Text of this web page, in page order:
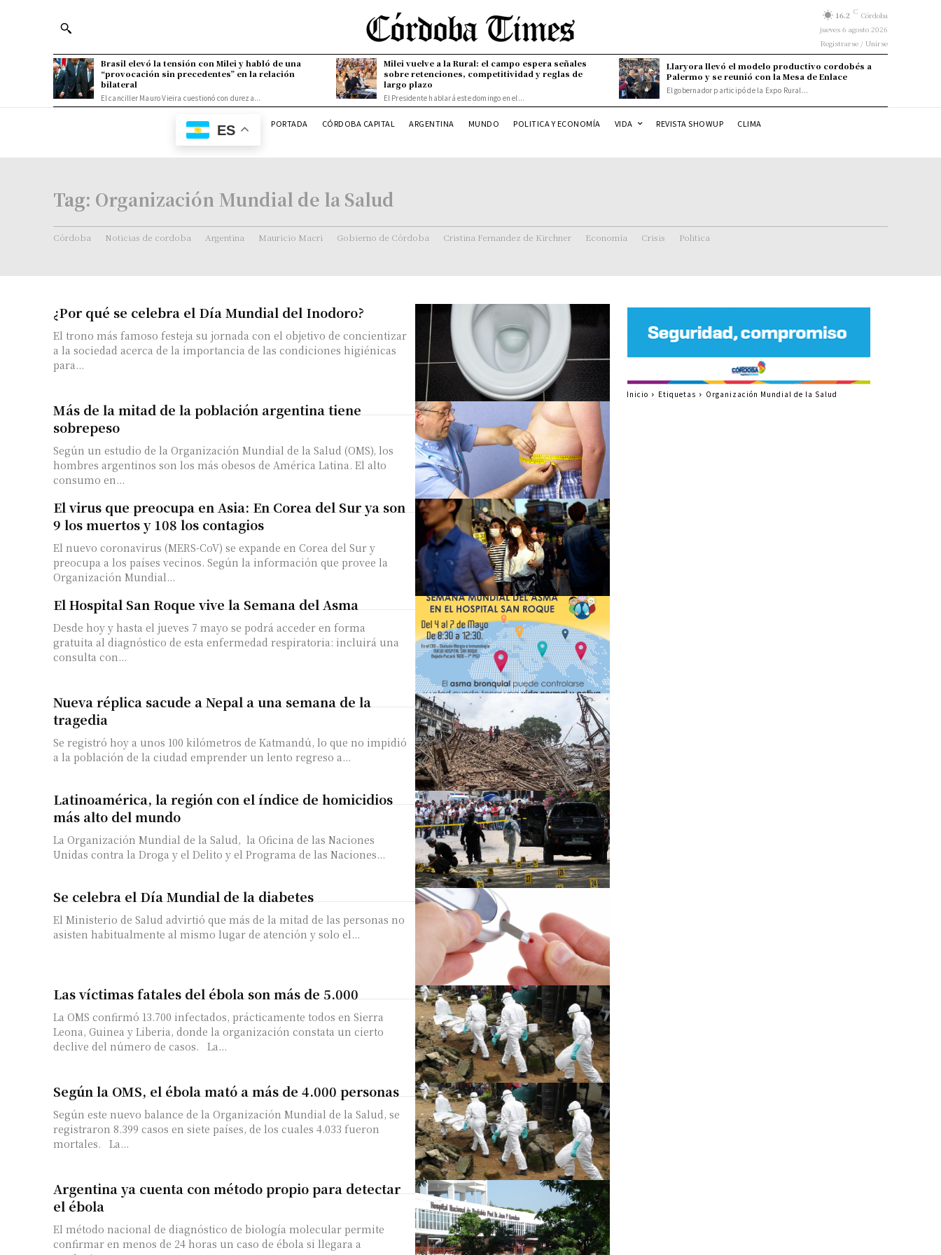
16.2 C Córdoba
jueves 6 agosto 2026
Registrarse / Unirse
Brasil elevó la tensión con Milei y habló de una
“provocación sin precedentes” en la relación
bilateral
El canciller Mauro Vieira cuestionó con dureza...
Milei vuelve a la Rural: el campo espera señales
sobre retenciones, competitividad y reglas de
largo plazo
El Presidente hablará este domingo en el...
Llaryora llevó el modelo productivo cordobés a
Palermo y se reunió con la Mesa de Enlace
El gobernador participó de la Expo Rural...
ES PORTADA CÓRDOBA CAPITAL ARGENTINA MUNDO POLITICA Y ECONOMÍA VIDA REVISTA SHOWUP CLIMA
Tag: Organización Mundial de la Salud
Córdoba Noticias de cordoba Argentina Mauricio Macri Gobierno de Córdoba Cristina Fernandez de Kirchner Economía Crisis Politica
¿Por qué se celebra el Día Mundial del Inodoro?
El trono más famoso festeja su jornada con el objetivo de concientizar
a la sociedad acerca de la importancia de las condiciones higiénicas
para...
Más de la mitad de la población argentina tiene
sobrepeso
Según un estudio de la Organización Mundial de la Salud (OMS), los
hombres argentinos son los más obesos de América Latina. El alto
consumo en...
El virus que preocupa en Asia: En Corea del Sur ya son
9 los muertos y 108 los contagios
El nuevo coronavirus (MERS-CoV) se expande en Corea del Sur y
preocupa a los países vecinos. Según la información que provee la
Organización Mundial...
El Hospital San Roque vive la Semana del Asma
Desde hoy y hasta el jueves 7 mayo se podrá acceder en forma
gratuita al diagnóstico de esta enfermedad respiratoria: incluirá una
consulta con...
Nueva réplica sacude a Nepal a una semana de la
tragedia
Se registró hoy a unos 100 kilómetros de Katmandú, lo que no impidió
a la población de la ciudad emprender un lento regreso a...
Latinoamérica, la región con el índice de homicidios
más alto del mundo
La Organización Mundial de la Salud, la Oficina de las Naciones
Unidas contra la Droga y el Delito y el Programa de las Naciones...
Se celebra el Día Mundial de la diabetes
El Ministerio de Salud advirtió que más de la mitad de las personas no
asisten habitualmente al mismo lugar de atención y solo el...
Las víctimas fatales del ébola son más de 5.000
La OMS confirmó 13.700 infectados, prácticamente todos en Sierra
Leona, Guinea y Liberia, donde la organización constata un cierto
declive del número de casos. La...
Según la OMS, el ébola mató a más de 4.000 personas
Según este nuevo balance de la Organización Mundial de la Salud, se
registraron 8.399 casos en siete países, de los cuales 4.033 fueron
mortales. La...
Argentina ya cuenta con método propio para detectar
el ébola
El método nacional de diagnóstico de biología molecular permite
confirmar en menos de 24 horas un caso de ébola si llegara a
Inicio Etiquetas Organización Mundial de la Salud